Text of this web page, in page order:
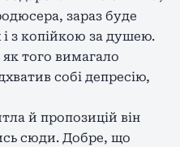
зараз буде
з копійкою за душею.
того вимагало
собі депресію,
й пропозицій він
сюди. Добре, що